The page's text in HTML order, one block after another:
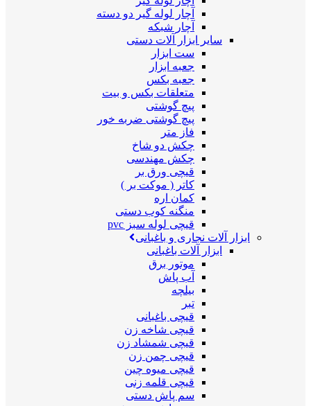
آچار لوله گیر دو دسته
آچار شبکه
سایر ابزار آلات دستی
ست ابزار
جعبه ابزار
جعبه بکس
متعلقات بکس و بیت
پیچ گوشتی
پیچ گوشتی ضربه خور
فاز متر
چکش دو شاخ
چکش مهندسی
قیچی ورق بر
کاتر ( موکت بر )
کمان اره
منگنه کوب دستی
قیچی لوله سبز pvc
ابزار آلات نجاری و باغبانی
ابزار آلات باغبانی
موتور برق
آب پاش
بیلچه
تبر
قیچی باغبانی
قیچی شاخه زن
قیچی شمشاد زن
قیچی چمن زن
قیچی میوه چین
قیچی قلمه زنی
سم پاش دستی